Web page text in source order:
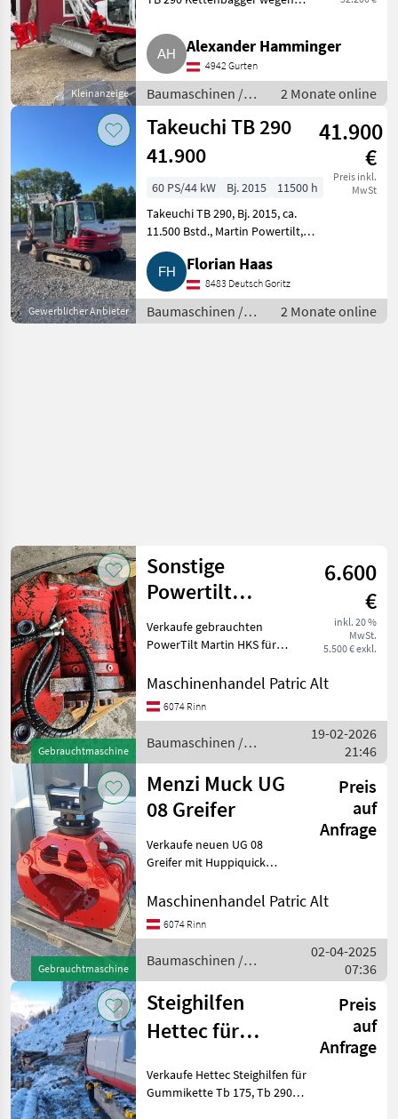
Kleinanzeige
Bagger befindet sich in sehr
gutem Zustand. Bstd. ca. 11.670
h. Powertilt mit hyd
Alexander Hamminger
4942 Gurten
Baumaschinen /
Kettenbagger
2 Monate online
Gewerblicher Anbieter
Takeuchi TB 290
41.900
41.900
€
Preis inkl.
MwSt
60 PS/44 kW Bj. 2015
11500 h
Takeuchi TB 290, Bj. 2015, ca.
11.500 Bstd., Martin Powertilt,
Ketten neu (nicht am Foto), top
gepflegter Zustand. Für Fragen
bitte melden. Baumaschinen
Minibagger
Florian Haas
8483 Deutsch Goritz
Baumaschinen /
Minibagger
2 Monate online
Gebrauchtmaschine
Sonstige
Powertilt
Takeuchi TB 290
HKS
6.600
€
inkl. 20 %
MwSt.
5.500 € exkl.
Verkaufe gebrauchten
PowerTilt Martin HKS für
175, TB 370, TB 295w, TB
5000 Stunden Alle Angaben
Maschinenhandel Patric Alt
6074 Rinn
Baumaschinen /
Sonstige
19-02-2026
21:46
Gebrauchtmaschine
Menzi Muck UG
08 Greifer
Preis
auf
Anfrage
Verkaufe neuen UG 08
Greifer mit Huppiquick
TB290, TB 370, TB 295, Tb
telefonisch Alle Angaben
Maschinenhandel Patric Alt
6074 Rinn
Baumaschinen /
Menzi Muck
02-04-2025
07:36
Steighilfen
Hettec für
175, Tb 290
Preis
auf
Anfrage
Verkaufe Hettec Steighilfen für
Gummikette Tb 175, Tb 290